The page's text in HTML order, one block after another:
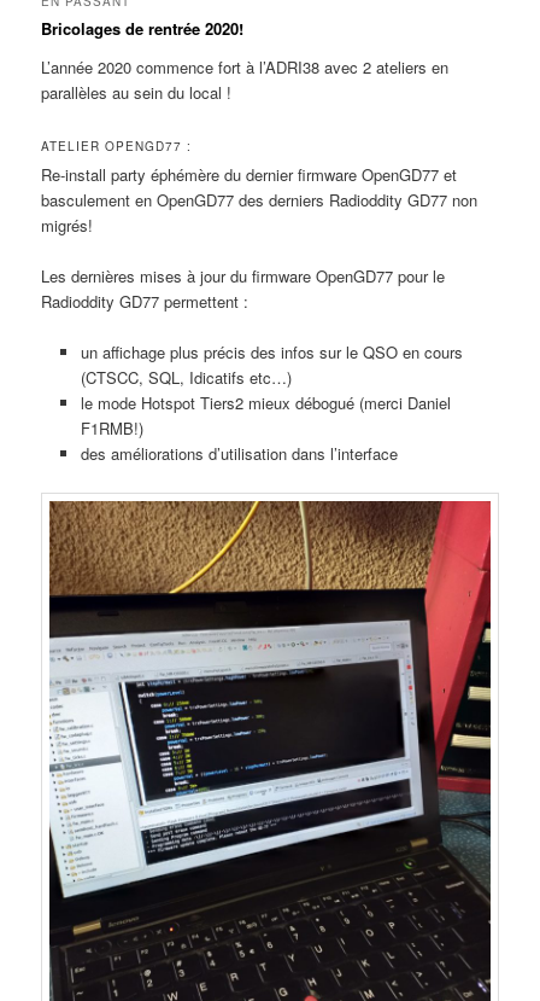
Bricolages de rentrée 2020!
L’année 2020 commence fort à l’ADRI38 avec 2 ateliers en
parallèles au sein du local !
ATELIER OPENGD77 :
Re-install party éphémère du dernier firmware OpenGD77 et
basculement en OpenGD77 des derniers Radioddity GD77 non
migrés!
Les dernières mises à jour du firmware OpenGD77 pour le
Radioddity GD77 permettent :
un affichage plus précis des infos sur le QSO en cours
(CTSCC, SQL, Idicatifs etc…)
le mode Hotspot Tiers2 mieux débogué (merci Daniel
F1RMB!)
des améliorations d’utilisation dans l’interface